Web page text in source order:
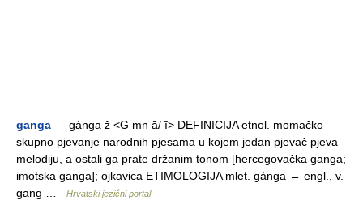
ganga — gánga ž <G mn ā/ ī> DEFINICIJA etnol. momačko
skupno pjevanje narodnih pjesama u kojem jedan pjevač pjeva
melodiju, a ostali ga prate držanim tonom [hercegovačka ganga;
imotska ganga]; ojkavica ETIMOLOGIJA mlet. gànga ← engl., v.
gang …
Hrvatski jezični portal